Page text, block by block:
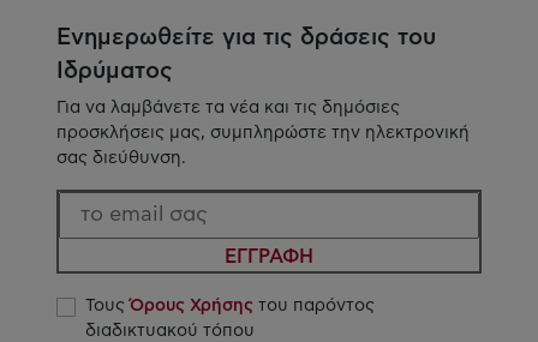
Ενημερωθείτε για τις δράσεις του
Ιδρύματος
Για να λαμβάνετε τα νέα και τις δημόσιες
προσκλήσεις μας, συμπληρώστε την ηλεκτρονική
σας διεύθυνση.
ΕΓΓΡΑΦΗ
ΤουςΌρους Χρήσης του παρόντος
διαδικτυακού τόπου